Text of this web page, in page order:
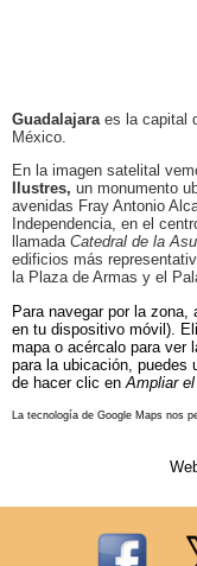
Guadalajaraes la capital
México.
En la imagen satelital
Ilustres, un monumento
avenidas Fray Antonio
Independencia, en el
llamada Catedral de la
edificios más
la Plaza de Armas y el
Para navegar por la
en tu dispositivo móvil).
mapa o acércalo para ver
para la ubicación, puedes
de hacer clic en Ampliar
La tecnología de Google Maps nos